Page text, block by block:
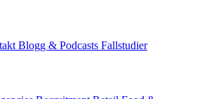
Blogg & Podcasts Fallstudier